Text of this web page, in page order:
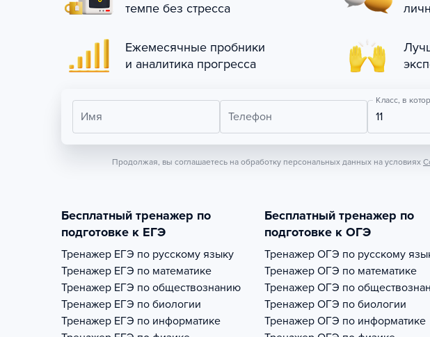
темпе без стресса
Ежемесячные пробники
и аналитика прогресса
Имя Телефон
Класс, в
11
Продолжая, вы соглашаетесь на обработку персональных данных на условиях
Бесплатный тренажер по
подготовке к ЕГЭ
Тренажер ЕГЭ по русскому языку
Тренажер ЕГЭ по математике
Тренажер ЕГЭ по обществознанию
Тренажер ЕГЭ по биологии
Тренажер ЕГЭ по информатике
Бесплатный тренажер по
подготовке к ОГЭ
Тренажер ОГЭ по русскому
Тренажер ОГЭ по математике
Тренажер ОГЭ по
Тренажер ОГЭ по биологии
Тренажер ОГЭ по информатике